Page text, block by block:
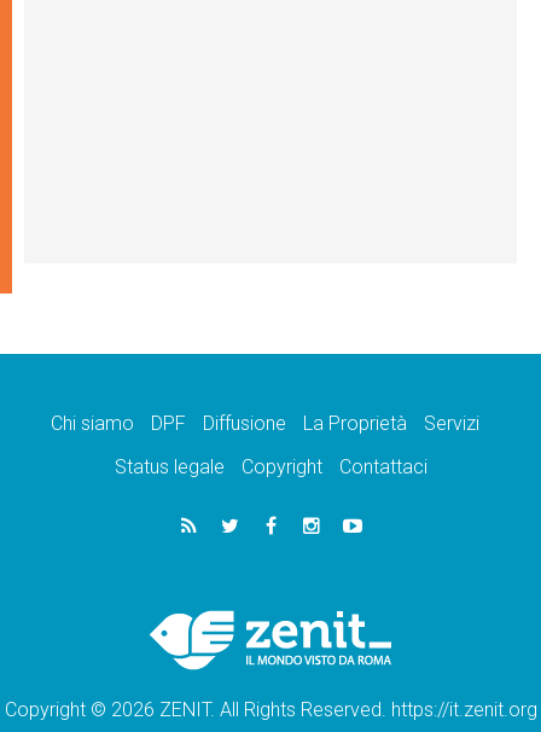
Chi siamo DPF Diffusione La Proprietà
Servizi
Status legale
Copyright Contattaci
Copyright © 2026 ZENIT. All Rights Reserved. https://it.zenit.org